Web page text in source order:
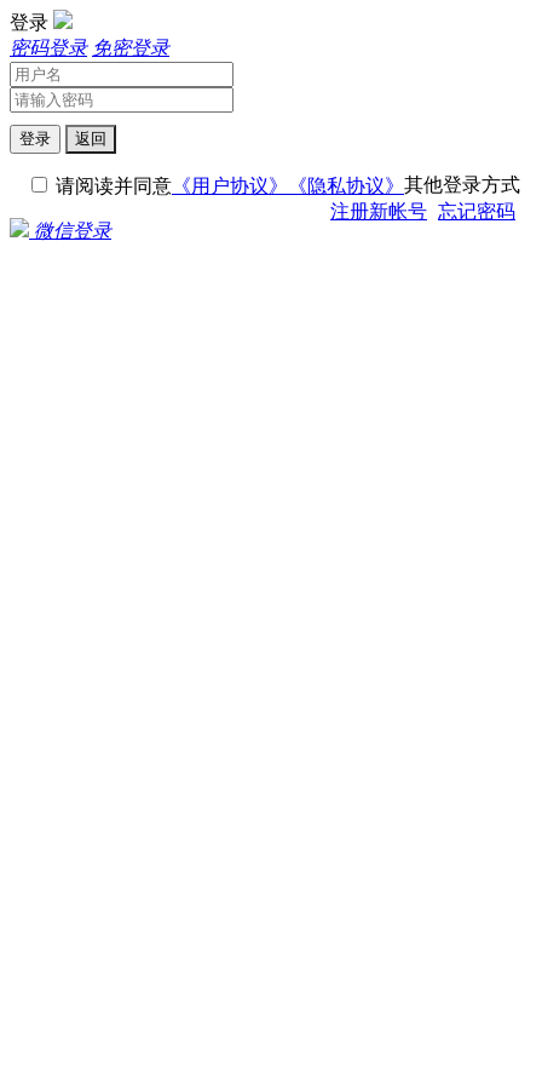
登录
密码登录 免密登录
登录 返回
请阅读并同意 《用户协议》
《隐私协议》
注册新帐号 忘记密码
其他登录方式
微信登录